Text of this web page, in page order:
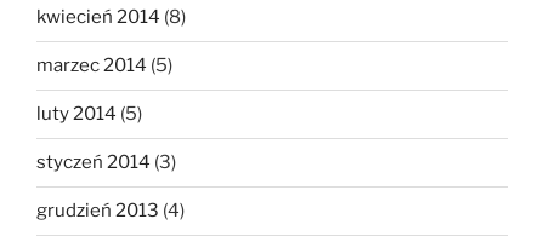
kwiecień 2014 (8)
marzec 2014 (5)
luty 2014 (5)
styczeń 2014 (3)
grudzień 2013 (4)